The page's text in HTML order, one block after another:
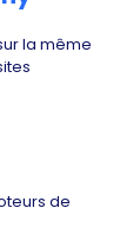
la même
de